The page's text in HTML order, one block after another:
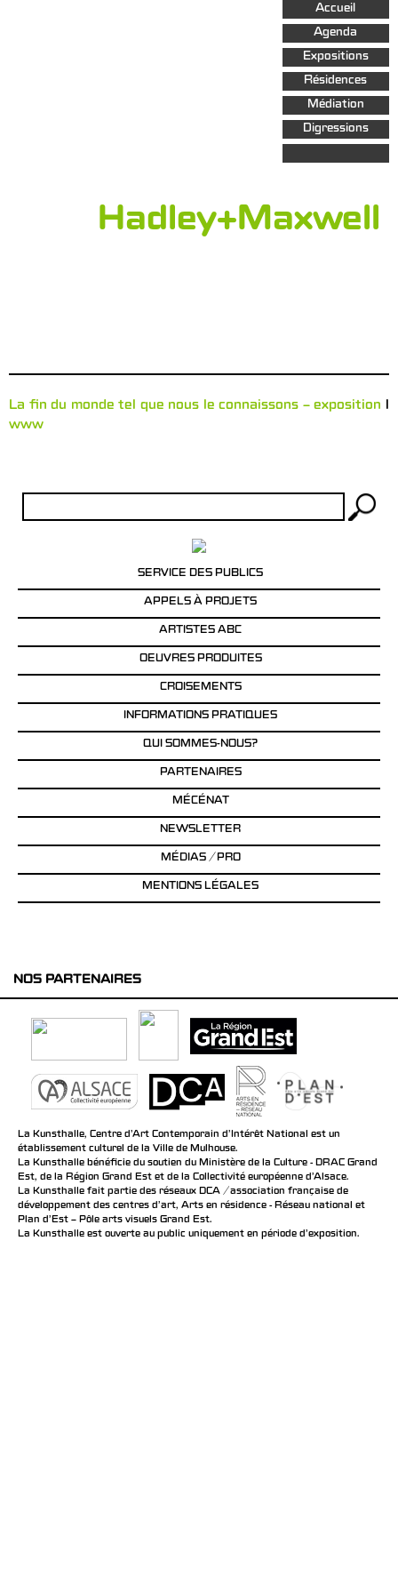
Aller au
contenu
principal
Accueil
Agenda
Expositions
Résidences
Médiation
Digressions
Hadley+Maxwell
La fin du monde tel que nous le connaissons – exposition l
www
SERVICE DES PUBLICS
APPELS À PROJETS
ARTISTES ABC
OEUVRES PRODUITES
CROISEMENTS
INFORMATIONS PRATIQUES
QUI SOMMES-NOUS?
PARTENAIRES
MÉCÉNAT
NEWSLETTER
MÉDIAS / PRO
MENTIONS LÉGALES
NOS PARTENAIRES
La Kunsthalle, Centre d’Art Contemporain d’Intérêt National est un
établissement culturel de la Ville de Mulhouse.
La Kunsthalle bénéficie du soutien du Ministère de la Culture - DRAC Grand
Est, de la Région Grand Est et de la Collectivité européenne d’Alsace.
La Kunsthalle fait partie des réseaux DCA / association française de
développement des centres d'art, Arts en résidence - Réseau national et
Plan d’Est – Pôle arts visuels Grand Est.
La Kunsthalle est ouverte au public uniquement en période d'exposition.